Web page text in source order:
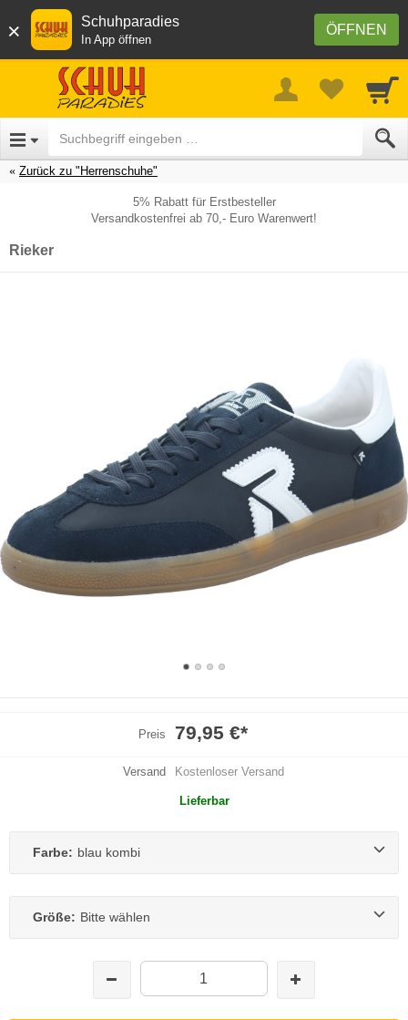
× ÖFFNEN
Schuhparadies
In App öffnen
Zurück zu "Herrenschuhe"
5% Rabatt für Erstbesteller
Versandkostenfrei ab 70,- Euro Warenwert!
Rieker
Preis 79,95 €*
Versand Kostenloser Versand
Lieferbar
Farbe: blau kombi
Größe: Bitte wählen